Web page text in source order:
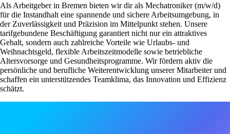
Als Arbeitgeber in Bremen bieten wir dir als Mechatroniker (m/w/d)
für die Instandhalt eine spannende und sichere Arbeitsumgebung, in
der Zuverlässigkeit und Präzision im Mittelpunkt stehen. Unsere
tarifgebundene Beschäftigung garantiert nicht nur ein attraktives
Gehalt, sondern auch zahlreiche Vorteile wie Urlaubs- und
Weihnachtsgeld, flexible Arbeitszeitmodelle sowie betriebliche
Altersvorsorge und Gesundheitsprogramme. Wir fördern aktiv die
persönliche und berufliche Weiterentwicklung unserer Mitarbeiter und
schaffen ein unterstützendes Teamklima, das Innovation und Effizienz
schätzt.